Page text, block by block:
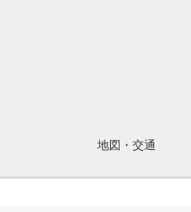
地図・交通